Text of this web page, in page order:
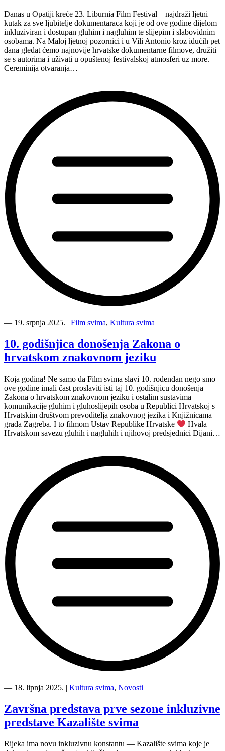
dobre
prakse”
Danas u Opatiji kreće 23. Liburnia Film Festival – najdraži ljetni
kutak za sve ljubitelje dokumentaraca koji je od ove godine dijelom
inkluziviran i dostupan gluhim i nagluhim te slijepim i slabovidnim
osobama. Na Maloj ljetnoj pozornici i u Vili Antonio kroz idućih pet
dana gledat ćemo najnovije hrvatske dokumentarne filmove, družiti
se s autorima i uživati u opuštenoj festivalskoj atmosferi uz more.
Cereminija otvaranja…
svima
Kultura
svima
inkluziviraju
LFF!”
― 19. srpnja 2025. | Film svima, Kultura svima
10. godišnjica donošenja Zakona o
hrvatskom znakovnom jeziku
Koja godina! Ne samo da Film svima slavi 10. rođendan nego smo
ove godine imali čast proslaviti isti taj 10. godišnjicu donošenja
Zakona o hrvatskom znakovnom jeziku i ostalim sustavima
komunikacije gluhim i gluhoslijepih osoba u Republici Hrvatskoj s
Hrvatskim društvom prevoditelja znakovnog jezika i Knjižnicama
grada Zagreba. I to filmom Ustav Republike Hrvatske
Hvala
Hrvatskom savezu gluhih i nagluhih i njihovoj predsjednici Dijani…
godišnjica
Zakona
o
hrvatskom
jeziku”
― 18. lipnja 2025. | Kultura svima, Novosti
Završna predstava prve sezone inkluzivne
predstave Kazalište svima
Rijeka ima novu inkluzivnu konstantu — Kazalište svima koje je